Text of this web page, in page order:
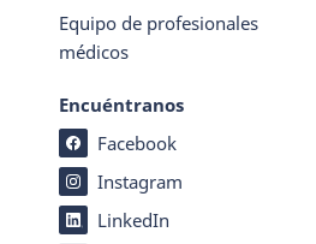
Equipo de profesionales
médicos
Encuéntranos
Facebook
Instagram
LinkedIn